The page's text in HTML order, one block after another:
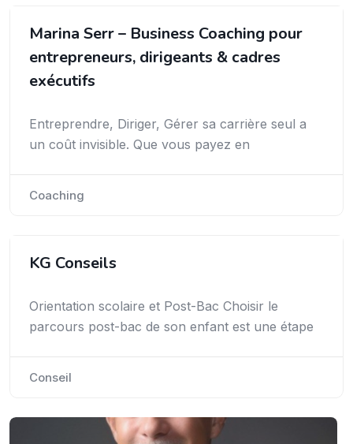
Marina Serr – Business Coaching pour
entrepreneurs, dirigeants & cadres
exécutifs
Entreprendre, Diriger, Gérer sa carrière seul a
un coût invisible. Que vous payez en
Coaching
KG Conseils
Orientation scolaire et Post-Bac Choisir le
parcours post-bac de son enfant est une étape
Conseil